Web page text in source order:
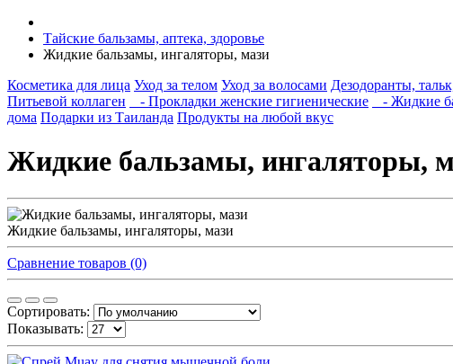
Тайские бальзамы, аптека, здоровье
Жидкие бальзамы, ингаляторы, мази
Косметика для лица Уход за телом Уход за волосами Дезодоранты,
Питьевой коллаген
- Прокладки женские гигиенические - Жидкие
дома Подарки из Таиланда Продукты на любой вкус
Жидкие бальзамы, ингаляторы,
Жидкие бальзамы, ингаляторы, мази
Сравнение товаров (0)
Сортировать:
Показывать: